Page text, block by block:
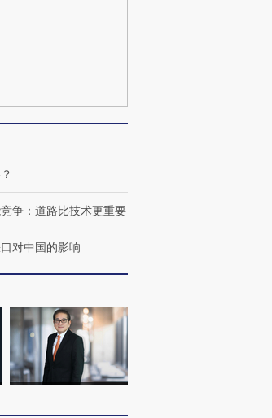
代 用街头抗争将教
拱下台
机”？难民潮撕裂西班牙
飞地休达
争：道路比技术更重要
对中国的影响